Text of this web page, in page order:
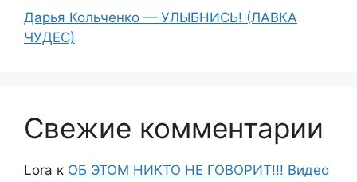
Дарья Кольченко — УЛЫБНИСЬ! (ЛАВКА
ЧУДЕС)
Свежие комментарии
Lora к ОБ ЭТОМ НИКТО НЕ ГОВОРИТ!!! Видео